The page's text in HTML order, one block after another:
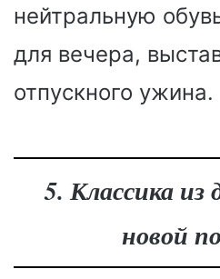
нейтральную
для вечера,
отпускного ужина.
5. Классика
новой